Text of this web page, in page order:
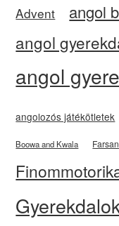
Advent angol
angol
angol
angolozós játékötletek
Boowa and Kwala